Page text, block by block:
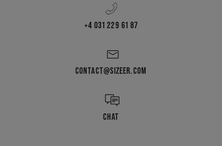
+4 031 229 61 87
CONTACT@SIZEER.COM
CHAT